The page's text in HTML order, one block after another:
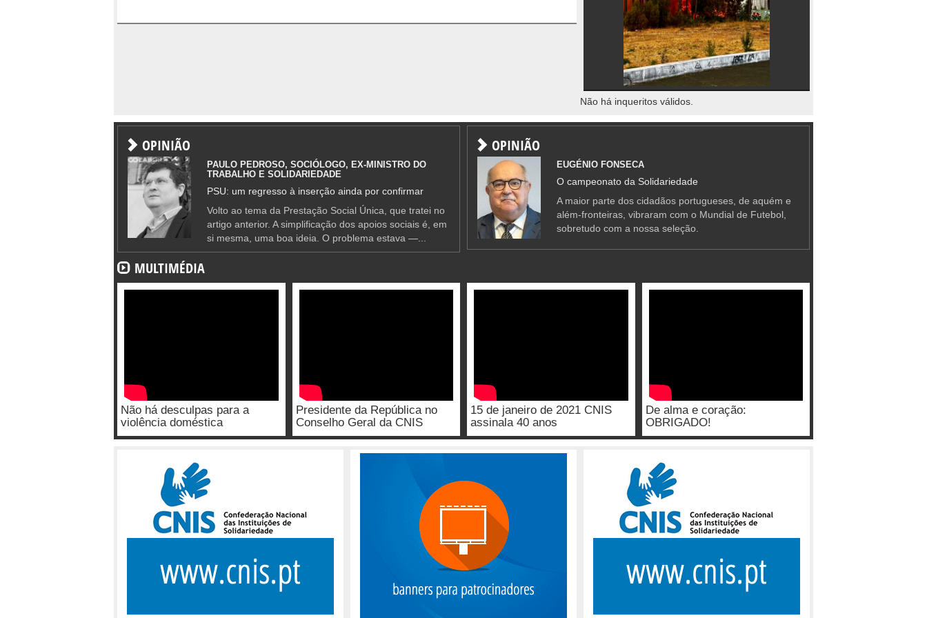
Não há inqueritos válidos.
OPINIÃO
PAULO PEDROSO, SOCIÓLOGO, EX-MINISTRO DO
TRABALHO E SOLIDARIEDADE
PSU: um regresso à inserção ainda por confirmar
Volto ao tema da Prestação Social Única, que tratei no
artigo anterior. A simplificação dos apoios sociais é, em
si mesma, uma boa ideia. O problema estava —...
OPINIÃO
EUGÉNIO FONSECA
O campeonato da Solidariedade
A maior parte dos cidadãos portugueses, de aquém e
além-fronteiras, vibraram com o Mundial de Futebol,
sobretudo com a nossa seleção.
MULTIMÉDIA
Não há desculpas para a
violência doméstica
Presidente da República no
Conselho Geral da CNIS
15 de janeiro de 2021 CNIS
assinala 40 anos
De alma e coração:
OBRIGADO!